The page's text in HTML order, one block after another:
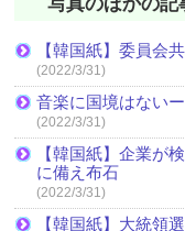
【韓国紙】委員会
(2022/3/31)
音楽に国境はない
(2022/3/31)
【韓国紙】企業が
に備え布石
(2022/3/31)
【韓国紙】大統領